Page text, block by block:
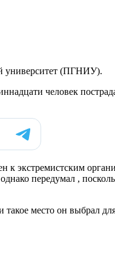
университет (ПГНИУ).
человек
к экстремистским
передумал ,
место он выбрал